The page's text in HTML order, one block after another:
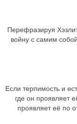
Перефразируя
войну с самим
Если терпимость и
где он проявляет
проявляет её по